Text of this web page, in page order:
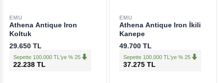
EMU
Athena Antique Iron
Koltuk
29.650 TL
Sepette 100.000 TL'ye % 25
22.238 TL
EMU
Athena Antique Iron İkili
Kanepe
49.700 TL
Sepette 100.000 TL'ye % 25
37.275 TL